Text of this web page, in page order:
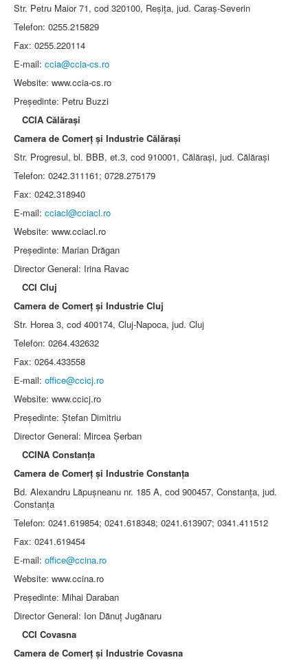
Str. Petru Maior 71, cod 320100, Reşiţa, jud. Caraş-Severin
Telefon: 0255.215829
Fax: 0255.220114
E-mail: ccia@ccia-cs.ro
Website: www.ccia-cs.ro
Preşedinte: Petru Buzzi
CCIA Călăraşi
Camera de Comerţ şi Industrie Călăraşi
Str. Progresul, bl. BBB, et.3, cod 910001, Călăraşi, jud. Călăraşi
Telefon: 0242.311161; 0728.275179
Fax: 0242.318940
E-mail: cciacl@cciacl.ro
Website: www.cciacl.ro
Preşedinte: Marian Drăgan
Director General: Irina Ravac
CCI Cluj
Camera de Comerţ şi Industrie Cluj
Str. Horea 3, cod 400174, Cluj-Napoca, jud. Cluj
Telefon: 0264.432632
Fax: 0264.433558
E-mail: office@ccicj.ro
Website: www.ccicj.ro
Preşedinte: Ştefan Dimitriu
Director General: Mircea Şerban
CCINA Constanţa
Camera de Comerţ şi Industrie Constanţa
Bd. Alexandru Lăpuşneanu nr. 185 A, cod 900457, Constanţa, jud.
Constanţa
Telefon: 0241.619854; 0241.618348; 0241.613907; 0341.411512
Fax: 0241.619454
E-mail: office@ccina.ro
Website: www.ccina.ro
Preşedinte: Mihai Daraban
Director General: Ion Dănuţ Jugănaru
CCI Covasna
Camera de Comerţ şi Industrie Covasna